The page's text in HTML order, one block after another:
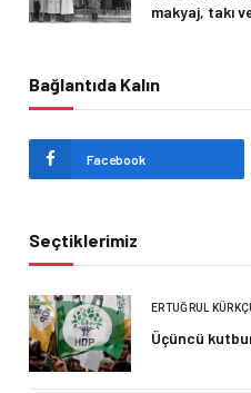
makyaj, takı
Bağlantıda Kalın
Facebook
Seçtiklerimiz
ERTUĞRUL
Üçüncü